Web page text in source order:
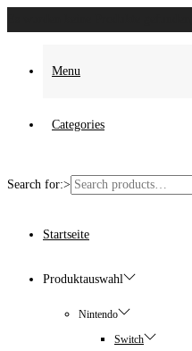
Menu
Categories
Search for:>
Startseite
Produktauswahl
Nintendo
Switch